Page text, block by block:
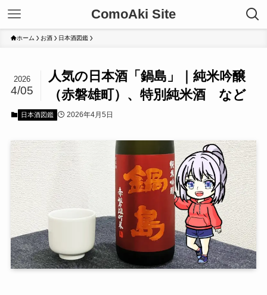
ComoAki Site
ホーム お酒 日本酒図鑑
人気の日本酒「鍋島」｜純米吟醸
（赤磐雄町）、特別純米酒 など
2026
4/05
日本酒図鑑 2026年4月5日